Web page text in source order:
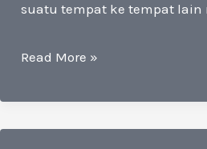
suatu tempat ke tempat lain
Jasa
Read More »